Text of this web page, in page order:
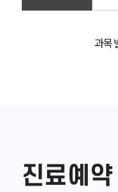
과목
진료예